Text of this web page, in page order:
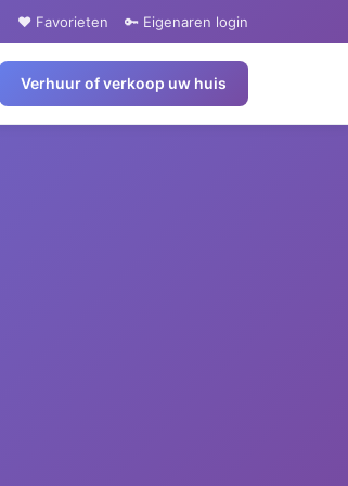
❤️ Favorieten 🔑 Eigenaren login
Verhuur of verkoop uw huis